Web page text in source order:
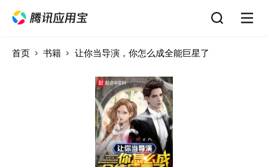
首页 书籍 让你当导演，你怎么成全能巨星了